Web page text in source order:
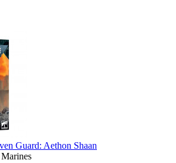
Guard: Aethon Shaan
Marines